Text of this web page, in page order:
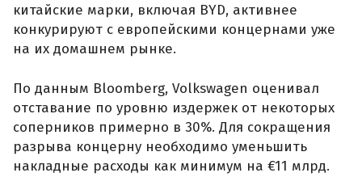
китайские марки, включая BYD, активнее
конкурируют с европейскими концернами уже
на их домашнем рынке.
По данным Bloomberg, Volkswagen оценивал
отставание по уровню издержек от некоторых
соперников примерно в 30%. Для сокращения
разрыва концерну необходимо уменьшить
накладные расходы как минимум на €11 млрд.